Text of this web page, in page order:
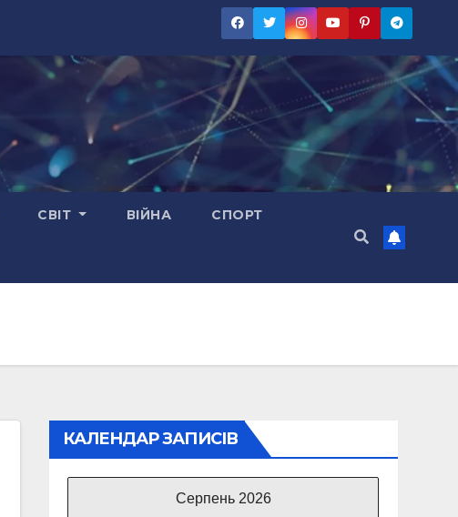
СВІТ ВІЙНА СПОРТ
КАЛЕНДАР ЗАПИСІВ
Серпень 2026